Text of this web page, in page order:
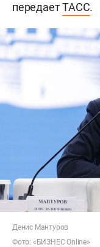
передаетТАСС.
Денис Мантуров
Фото: «БИЗНЕС Online»